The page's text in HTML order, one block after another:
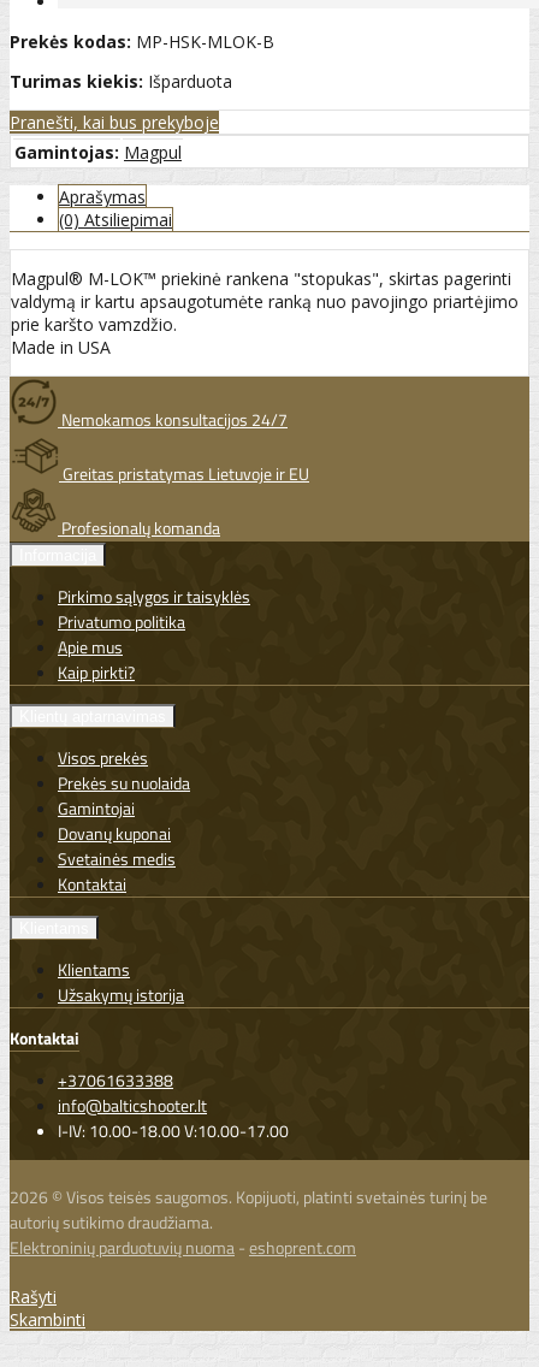
Prekės kodas: MP-HSK-MLOK-B
Turimas kiekis: Išparduota
Pranešti, kai bus prekyboje
Gamintojas: Magpul
Aprašymas
(0) Atsiliepimai
Magpul® M-LOK™ priekinė rankena "stopukas", skirtas pagerinti
valdymą ir kartu apsaugotumėte ranką nuo pavojingo priartėjimo
prie karšto vamzdžio.
Made in USA
Nemokamos konsultacijos 24/7
Greitas pristatymas Lietuvoje ir EU
Profesionalų komanda
Pirkimo sąlygos ir taisyklės
Privatumo politika
Apie mus
Kaip pirkti?
Visos prekės
Prekės su nuolaida
Gamintojai
Dovanų kuponai
Svetainės medis
Kontaktai
Klientams
Užsakymų istorija
Kontaktai
+37061633388
info@balticshooter.lt
I-IV: 10.00-18.00 V:10.00-17.00
2026 © Visos teisės saugomos. Kopijuoti, platinti svetainės turinį be
autorių sutikimo draudžiama.
Elektroninių parduotuvių nuoma-eshoprent.com
Rašyti
Skambinti